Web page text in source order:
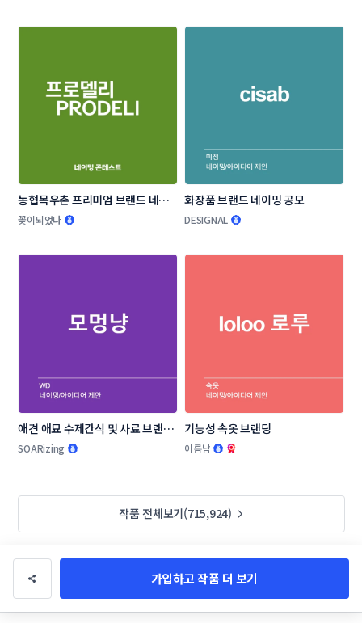
농협목우촌 프리미엄 브랜드 네이
밍 공모
꽃이되었다
화장품 브랜드 네이밍 공모
DESIGNAL
애견 애묘 수제간식 및 사료 브랜드
작명부탁드립니다.
SOARizing
기능성 속옷 브랜딩
이름남
작품 전체보기(715,924)
가입하고 작품 더 보기